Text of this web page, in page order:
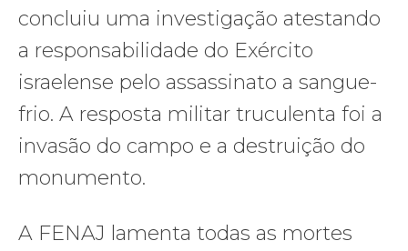
concluiu uma investigação atestando
a responsabilidade do Exército
israelense pelo assassinato a sangue-
frio. A resposta militar truculenta foi a
invasão do campo e a destruição do
monumento.
A FENAJ lamenta todas as mortes